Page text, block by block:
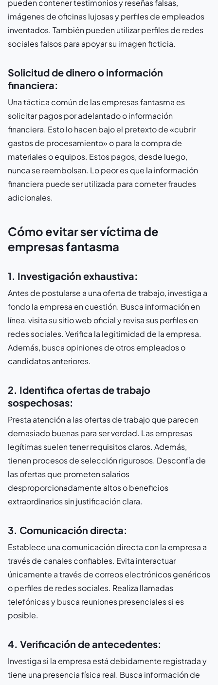
pueden contener testimonios y reseñas falsas,
imágenes de oficinas lujosas y perfiles de empleados
inventados. También pueden utilizar perfiles de redes
sociales falsos para apoyar su imagen ficticia.
Solicitud de dinero o información
financiera:
Una táctica común de las empresas fantasma es
solicitar pagos por adelantado o información
financiera. Esto lo hacen bajo el pretexto de «cubrir
gastos de procesamiento» o para la compra de
materiales o equipos. Estos pagos, desde luego,
nunca se reembolsan. Lo peor es que la información
financiera puede ser utilizada para cometer fraudes
adicionales.
Cómo evitar ser víctima de
empresas fantasma
1. Investigación exhaustiva:
Antes de postularse a una oferta de trabajo, investiga a
fondo la empresa en cuestión. Busca información en
línea, visita su sitio web oficial y revisa sus perfiles en
redes sociales. Verifica la legitimidad de la empresa.
Además, busca opiniones de otros empleados o
candidatos anteriores.
2. Identifica ofertas de trabajo
sospechosas:
Presta atención a las ofertas de trabajo que parecen
demasiado buenas para ser verdad. Las empresas
legítimas suelen tener requisitos claros. Además,
tienen procesos de selección rigurosos. Desconfía de
las ofertas que prometen salarios
desproporcionadamente altos o beneficios
extraordinarios sin justificación clara.
3. Comunicación directa:
Establece una comunicación directa con la empresa a
través de canales confiables. Evita interactuar
únicamente a través de correos electrónicos genéricos
o perfiles de redes sociales. Realiza llamadas
telefónicas y busca reuniones presenciales si es
posible.
4. Verificación de antecedentes:
Investiga si la empresa está debidamente registrada y
tiene una presencia física real. Busca información de